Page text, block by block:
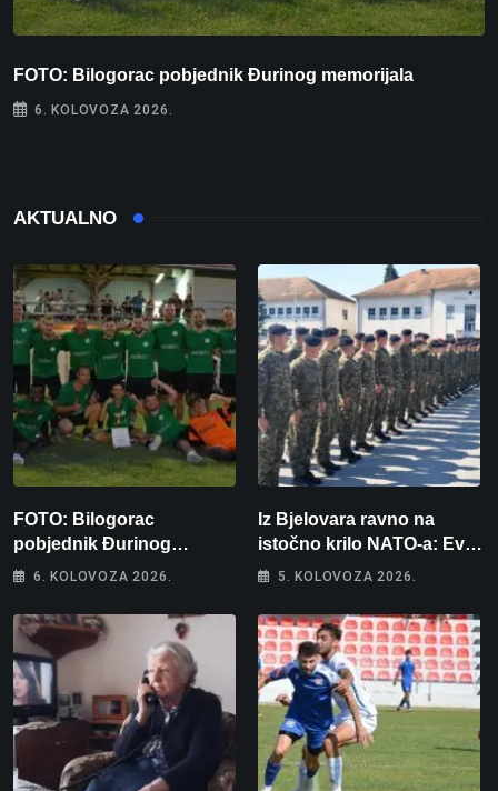
FOTO: Bilogorac pobjednik Đurinog memorijala
6. KOLOVOZA 2026.
AKTUALNO
FOTO: Bilogorac
pobjednik Đurinog
memorijala
6. KOLOVOZA 2026.
Iz Bjelovara ravno na
istočno krilo NATO-a: Evo
kamo odlazi 82 hrvatska
5. KOLOVOZA 2026.